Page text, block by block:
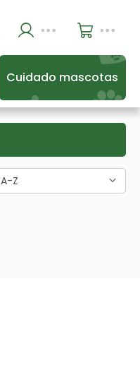
Cuidado mascotas
A-Z